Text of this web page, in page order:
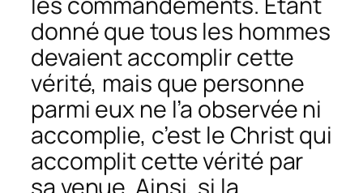
donné que tous les hommes
devaient accomplir cette
vérité, mais que personne
parmi eux ne l’a observée ni
accomplie, c’est le Christ qui
accomplit cette vérité par